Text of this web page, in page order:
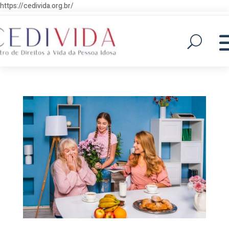
https://cedivida.org.br/